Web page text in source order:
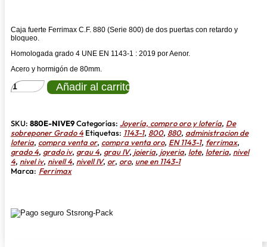
era:
12.521,08 €. 11.268,97 €.
Caja fuerte Ferrimax C.F. 880 (Serie 800) de dos puertas con retardo y
bloqueo.
Homologada grado 4 UNE EN 1143-1 : 2019 por Aenor.
Acero y hormigón de 80mm.
FERRIMAX
C.F.
IV
UNE
EN
1143-
1
cantidad
Añadir al carrito
SKU: 880E-NIVE9Categorías: Joyería, compro oro y lotería, De
sobreponer Grado 4 Etiquetas: 1143-1, 800, 880, administracion de
loteria, compra venta or, compra venta oro, EN 1143-1, ferrimax,
grado 4, grado iv, grau 4, grau IV, joieria, joyeria, lote, loteria, nivel
4, nivel iv, nivell 4, nivell IV, or, oro, une en 1143-1
Marca: Ferrimax